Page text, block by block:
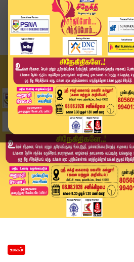
Home
உலகம்
இலங்கையில் கொட்டித் தீர்த்த
உலகம்